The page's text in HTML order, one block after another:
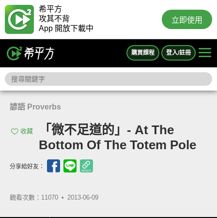
希平方
攻其不背
App 開放下載中
立即使用
購買課程 登入/註冊
諺語 Proverbs
收藏
「微不足道的」- At The
Bottom Of The Totem Pole
分享給好友：
觀看次數：11070 • 2013-06-09